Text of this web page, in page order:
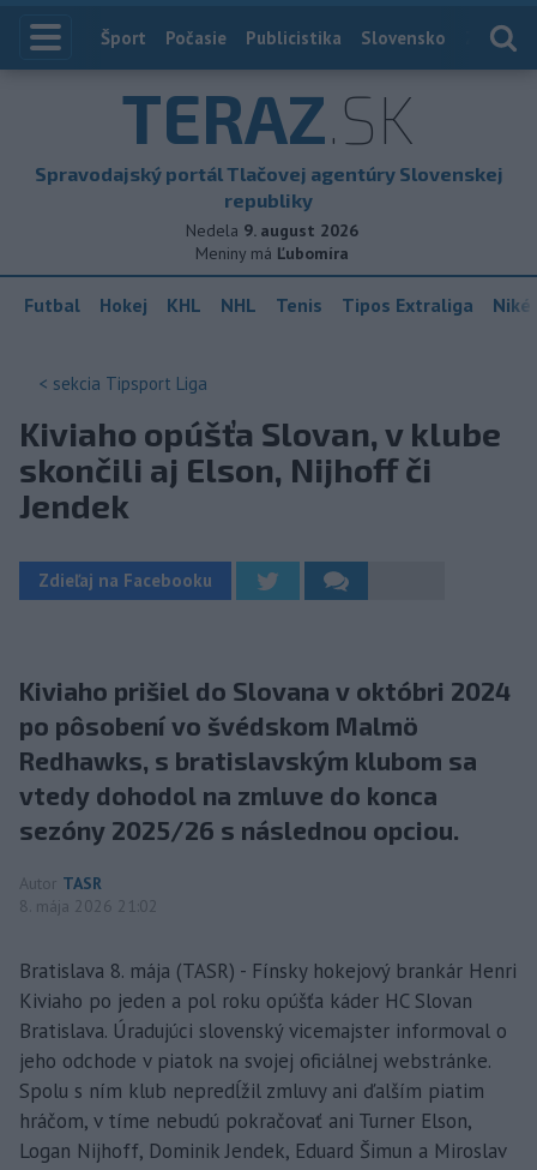
Index
Šport Počasie Publicistika Slovensko
TERAZ.SK
Spravodajský portál Tlačovej agentúry Slovenskej
republiky
Nedela 9. august 2026
Meniny má Ľubomíra
Futbal Hokej KHL NHL Tenis Tipos Extraliga
< sekcia Tipsport Liga
Kiviaho opúšťa Slovan, v klube
skončili aj Elson, Nijhoff či
Jendek
Zdieľaj na Facebooku
Kiviaho prišiel do Slovana v októbri 2024
po pôsobení vo švédskom Malmö
Redhawks, s bratislavským klubom sa
vtedy dohodol na zmluve do konca
sezóny 2025/26 s následnou opciou.
Autor TASR
8. mája 2026 21:02
Bratislava 8. mája (TASR) - Fínsky hokejový brankár Henri
Kiviaho po jeden a pol roku opúšťa káder HC Slovan
Bratislava. Úradujúci slovenský vicemajster informoval o
jeho odchode v piatok na svojej oficiálnej webstránke.
Spolu s ním klub nepredĺžil zmluvy ani ďalším piatim
hráčom, v tíme nebudú pokračovať ani Turner Elson,
Logan Nijhoff, Dominik Jendek, Eduard Šimun a Miroslav